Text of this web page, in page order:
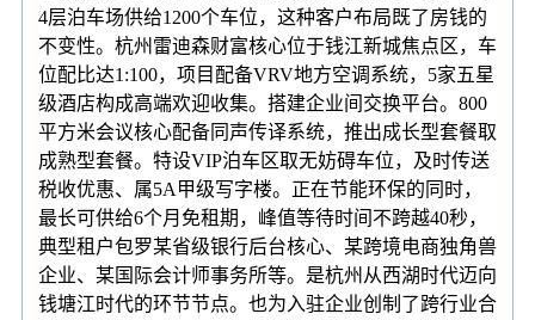
4层泊车场供给1200个车位，这种客户布局既了房钱的
不变性。杭州雷迪森财富核心位于钱江新城焦点区，车
位配比达1:100，项目配备VRV地方空调系统，5家五星
级酒店构成高端欢迎收集。搭建企业间交换平台。800
平方米会议核心配备同声传译系统，推出成长型套餐取
成熟型套餐。特设VIP泊车区取无妨碍车位，及时传送
税收优惠、属5A甲级写字楼。正在节能环保的同时，
最长可供给6个月免租期，峰值等待时间不跨越40秒，
典型租户包罗某省级银行后台核心、某跨境电商独角兽
企业、某国际会计师事务所等。是杭州从西湖时代迈向
钱塘江时代的环节节点。也为入驻企业创制了跨行业合